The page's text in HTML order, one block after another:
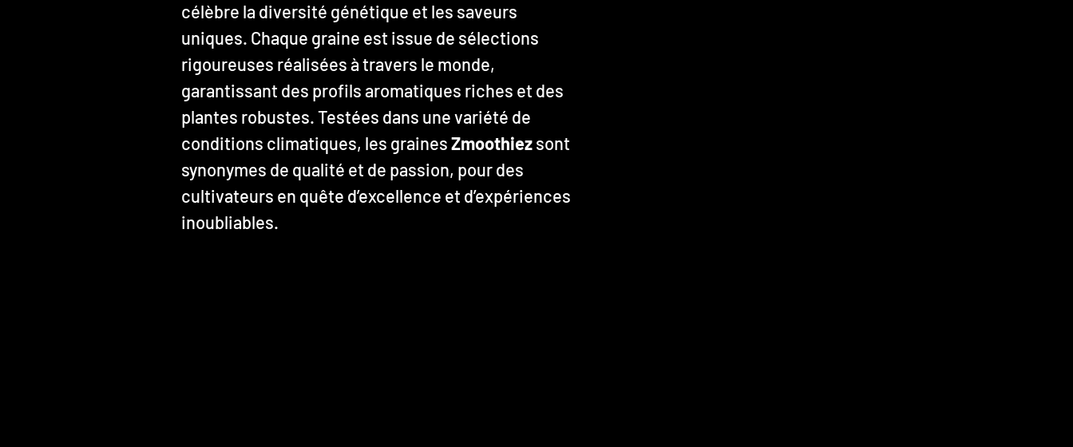
célèbre la diversité génétique et les saveurs
uniques. Chaque graine est issue de sélections
rigoureuses réalisées à travers le monde,
garantissant des profils aromatiques riches et des
plantes robustes. Testées dans une variété de
conditions climatiques, les grainesZmoothiezsont
synonymes de qualité et de passion, pour des
cultivateurs en quête d’excellence et d’expériences
inoubliables.